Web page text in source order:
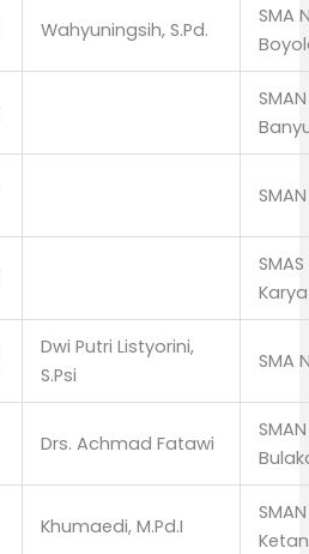
Wahyuningsih, S.Pd.
SMA
SMAN
Dwi Putri Listyorini,
S.Psi
SMA
Drs. Achmad Fatawi
SMAN
Khumaedi, M.Pd.I
SMAN